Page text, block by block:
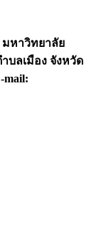
มหาวิทยาลัย
บลเมือง จังหวัด
mail: